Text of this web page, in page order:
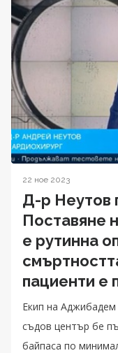
22 ное 2023
Д-р Неутов
Поставяне
е рутинна
пациенти е
Екип на
съдов център бе
байпаса по